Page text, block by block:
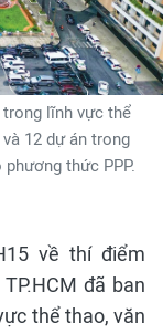
trong lĩnh vực thể
12 dự án trong
thức PPP.
về thí điểm
đã ban
thể thao, văn